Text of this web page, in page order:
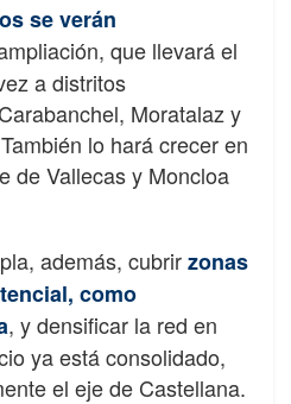
se verán
que llevará el
a distritos
Moratalaz y
lo hará crecer en
de Vallecas y Moncloa
además, cubrirzonas
como
, y densificar la red en
ya está consolidado,
el eje de Castellana.